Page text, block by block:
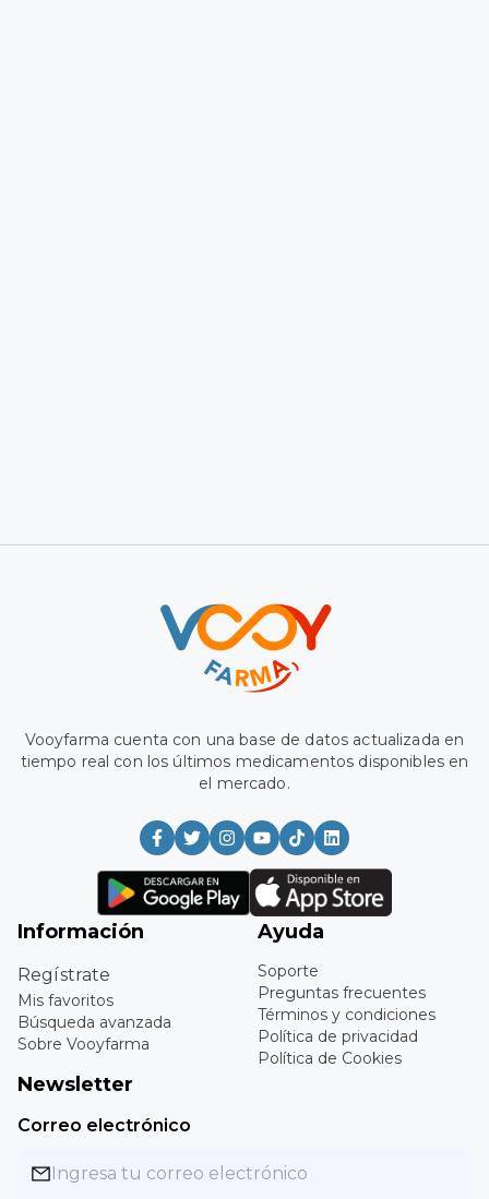
Vooyfarma cuenta con una base de datos actualizada en
tiempo real con los últimos medicamentos disponibles en
el mercado.
Información
Regístrate
Mis favoritos
Búsqueda avanzada
Sobre Vooyfarma
Ayuda
Soporte
Preguntas frecuentes
Términos y condiciones
Política de privacidad
Política de Cookies
Newsletter
Correo electrónico